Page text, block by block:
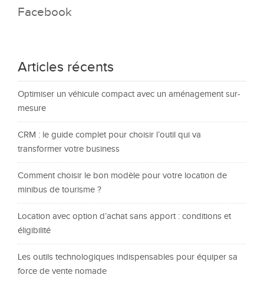
Facebook
Articles récents
Optimiser un véhicule compact avec un aménagement sur-
mesure
CRM : le guide complet pour choisir l’outil qui va
transformer votre business
Comment choisir le bon modèle pour votre location de
minibus de tourisme ?
Location avec option d’achat sans apport : conditions et
éligibilité
Les outils technologiques indispensables pour équiper sa
force de vente nomade